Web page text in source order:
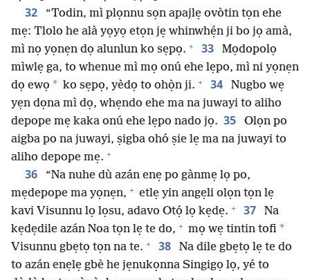
32
“Todin, mì plọnnu sọn apajlẹ ovòtin tọn ehe
mẹ: Tlolo he alà yọyọ etọn jẹ whinwhẹ́n ji bo jọ amà,
mì nọ yọnẹn dọ alunlun ko sẹpọ. + 33
Mọdopolọ
mìwlẹ ga, to whenue mì mọ onú ehe lẹpo, mì ni yọnẹn
dọ ewọ * ko sẹpọ, yèdọ to ohọ̀n ji. + 34
Nugbo wẹ
yẹn dọna mì dọ, whẹndo ehe ma na juwayi to aliho
depope mẹ kaka onú ehe lẹpo nado jọ. 35
Olọn po
aigba po na juwayi, ṣigba ohó ṣie lẹ ma na juwayi to
aliho depope mẹ. +
36
“Na nuhe dù azán enẹ po gànmẹ lọ po,
mẹdepope ma yọnẹn, + etlẹ yin angẹli olọn tọn lẹ
kavi Visunnu lọ lọsu, adavo Otọ́ lọ kẹdẹ. + 37
Na
kẹdẹdile azán Noa tọn lẹ te do, + mọ wẹ tintin tofi *
Visunnu gbẹtọ tọn na te. + 38
Na dile gbẹtọ lẹ te do
to azán enẹlẹ gbè he jẹnukọnna Singigọ lọ, yé to